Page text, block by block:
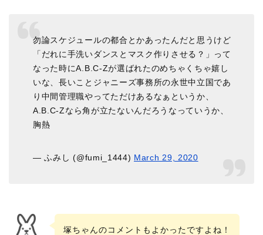
勿論スケジュールの都合とかあったんだと思うけど
「だれに手洗いダンスとマスク作りさせる？」って
なった時にA.B.C-Zが選ばれたのめちゃくちゃ嬉し
いな、長いことジャニーズ事務所の永世中立国であ
り中間管理職やってただけあるなぁというか、
A.B.C-Zなら角が立たないんだろうなっていうか、
胸熱
— ふみし (@fumi_1444) March 29, 2020
塚ちゃんのコメントもよかったですよね！